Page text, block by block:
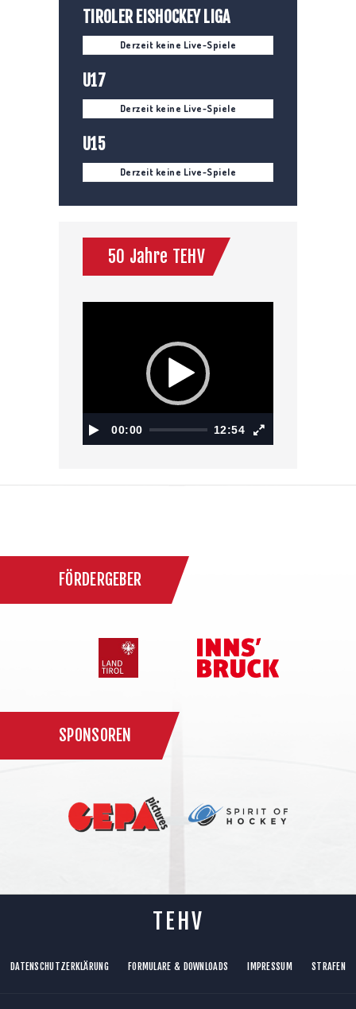
TIROLER EISHOCKEY LIGA
Derzeit keine Live-Spiele
U17
Derzeit keine Live-Spiele
U15
Derzeit keine Live-Spiele
50 Jahre TEHV
00:00 12:54
FÖRDERGEBER
SPONSOREN
TEHV
DATENSCHUTZERKLÄRUNG FORMULARE & DOWNLOADS IMPRESSUM STRAFEN